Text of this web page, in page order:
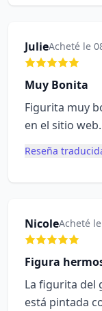
JulieAcheté le
Muy Bonita
Figurita muy
en el sitio
Reseña
NicoleAcheté
Figura
La figurita del
está pintada